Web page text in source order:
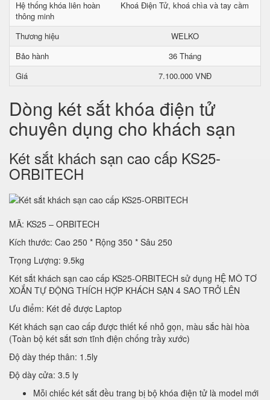
Hệ thống khóa liên hoàn
thông minh
Khoá Điện Tử, khoá chìa và tay cầm
Thương hiệu
WELKO
Bảo hành
36 Tháng
Giá
7.100.000 VNĐ
Dòng két sắt khóa điện tử
chuyên dụng cho khách sạn
Két sắt khách sạn cao cấp KS25-
ORBITECH
MÃ: KS25 – ORBITECH
Kích thước: Cao 250 * Rộng 350 * Sâu 250
Trọng Lượng: 9.5kg
Két sắt khách sạn cao cấp KS25-ORBITECH sử dụng HỆ MÔ TƠ
XOẮN TỰ ĐỘNG THÍCH HỢP KHÁCH SẠN 4 SAO TRỞ LÊN
Ưu điểm: Két để được Laptop
Két khách sạn cao cấp được thiết kế nhỏ gọn, màu sắc hài hòa
(Toàn bộ két sắt sơn tĩnh điện chống trầy xước)
Độ dày thép thân: 1.5ly
Độ dày cửa: 3.5 ly
Mỗi chiếc két sắt đều trang bị bộ khóa điện tử là model mới